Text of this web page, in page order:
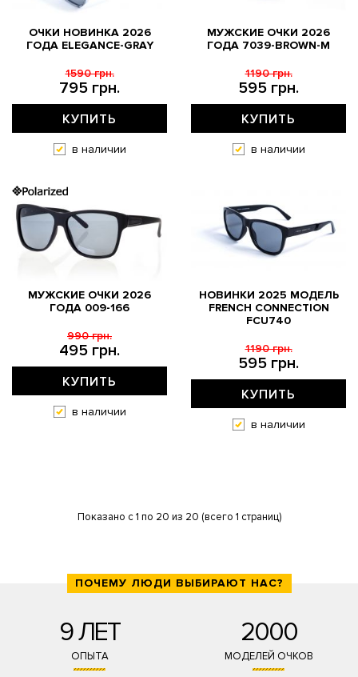
ОЧКИ НОВИНКА 2026
ГОДА ELEGANCE-GRAY
795 грн.
1590 грн.
КУПИТЬ
в наличии
МУЖСКИЕ ОЧКИ 2026
ГОДА 7039-BROWN-M
595 грн.
1190 грн.
КУПИТЬ
в наличии
МУЖСКИЕ ОЧКИ 2026
ГОДА 009-166
495 грн.
990 грн.
КУПИТЬ
в наличии
НОВИНКИ 2025 МОДЕЛЬ
FRENCH CONNECTION
FCU740
595 грн.
1190 грн.
КУПИТЬ
в наличии
Показано с 1 по 20 из 20 (всего 1 страниц)
ПОЧЕМУ ЛЮДИ ВЫБИРАЮТ НАС?
9 ЛЕТ
ОПЫТА
2000
МОДЕЛЕЙ ОЧКОВ